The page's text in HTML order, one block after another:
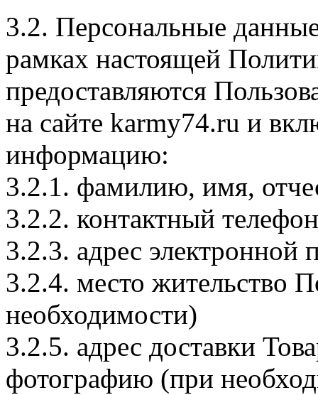
3.2. Персональные
рамках настоящей
предоставляются
на сайте karmy74.ru и
информацию:
3.2.1. фамилию, имя,
3.2.2. контактный
3.2.3. адрес электронной
3.2.4. место жительство
необходимости)
3.2.5. адрес доставки
фотографию (при